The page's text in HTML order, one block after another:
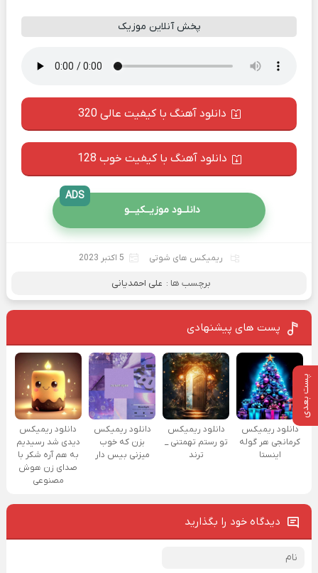
پست بعدی
پخش آنلاین موزیک
دانلود آهنگ با کیفیت عالی 320
دانلود آهنگ با کیفیت خوب 128
دانلــود موزیــکیـــو
ADS
ریمیکس های شوتی 5 اکتبر 2023
برچسب ها : علی احمدیانی
پست های پیشنهادی
دانلود ریمیکس
کرمانجی هر گوله
اینستا
دانلود ریمیکس
تو رستم تهمتنی _
ترند
دانلود ریمیکس
بزن که خوب
میزنی بیس دار
دانلود ریمیکس
دیدی شد رسیدیم
به هم آره شکر با
صدای زن هوش
مصنوعی
دیدگاه خود را بگذارید